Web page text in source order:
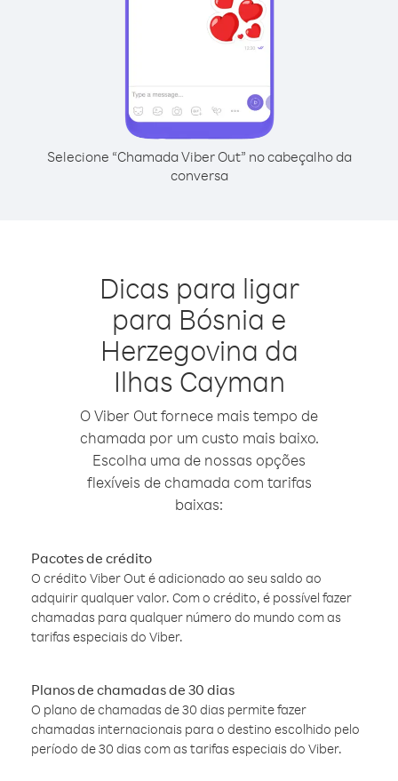
Selecione “Chamada Viber Out” no cabeçalho da
conversa
Dicas para ligar
para Bósnia e
Herzegovina da
Ilhas Cayman
O Viber Out fornece mais tempo de
chamada por um custo mais baixo.
Escolha uma de nossas opções
flexíveis de chamada com tarifas
baixas:
Pacotes de crédito
O crédito Viber Out é adicionado ao seu saldo ao
adquirir qualquer valor. Com o crédito, é possível fazer
chamadas para qualquer número do mundo com as
tarifas especiais do Viber.
Planos de chamadas de 30 dias
O plano de chamadas de 30 dias permite fazer
chamadas internacionais para o destino escolhido pelo
período de 30 dias com as tarifas especiais do Viber.